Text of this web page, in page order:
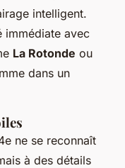
intelligent.
immédiate avec
La Rotonde ou
dans un
ne se reconnaît
à des détails